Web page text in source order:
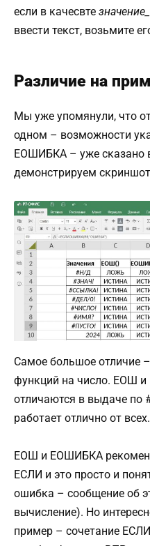
если в качесвте
ввести текст, возьмите
Различие на
Мы уже упомянули, что
одном – возможности
ЕОШИБКА – уже сказано
демонстрируем
Самое большое отличие
функций на число. ЕОШ
отличаются в выдаче
работает отлично от всех.
ЕОШ и ЕОШИБКА
ЕСЛИ и это просто и
ошибка – сообщение об
вычисление). Но
пример – сочетание